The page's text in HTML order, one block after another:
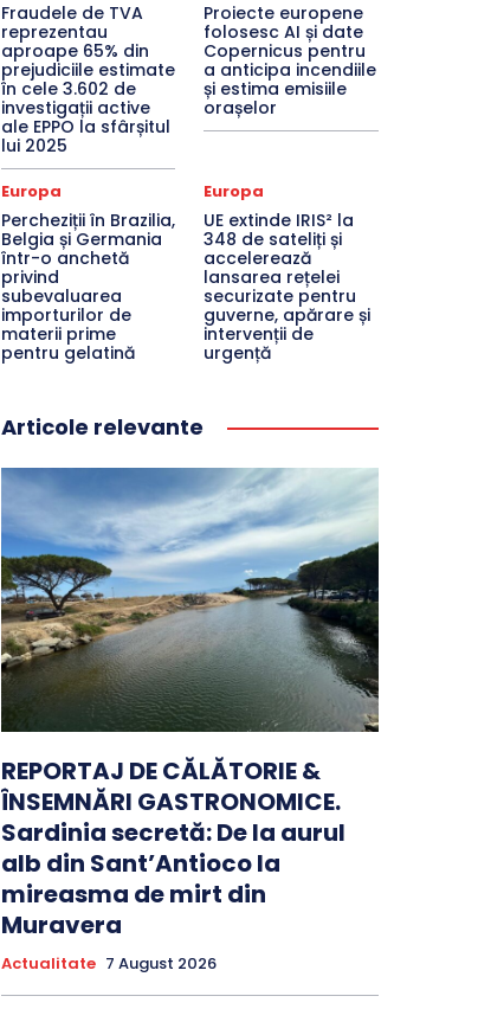
Fraudele de TVA
reprezentau
aproape 65% din
prejudiciile estimate
în cele 3.602 de
investigații active
ale EPPO la sfârșitul
lui 2025
Proiecte europene
folosesc AI și date
Copernicus pentru
a anticipa incendiile
și estima emisiile
orașelor
Europa
Percheziții în Brazilia,
Belgia și Germania
într-o anchetă
privind
subevaluarea
importurilor de
materii prime
pentru gelatină
Europa
UE extinde IRIS² la
348 de sateliți și
accelerează
lansarea rețelei
securizate pentru
guverne, apărare și
intervenții de
urgență
Articole relevante
REPORTAJ DE CĂLĂTORIE &
ÎNSEMNĂRI GASTRONOMICE.
Sardinia secretă: De la aurul
alb din Sant’Antioco la
mireasma de mirt din
Muravera
Actualitate 7 August 2026